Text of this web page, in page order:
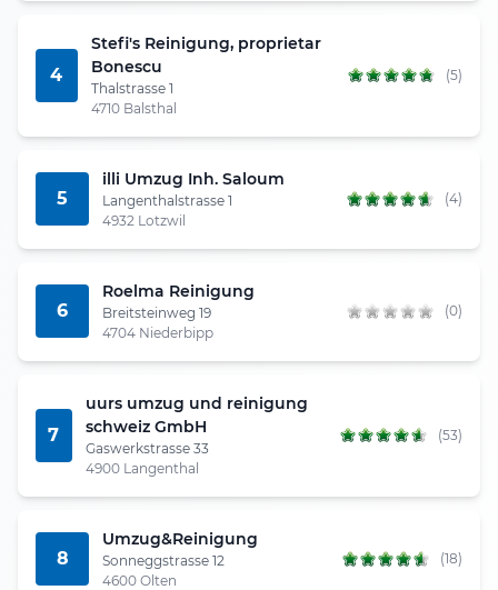
4
Stefi's Reinigung, proprietar
Bonescu
Thalstrasse 1
4710 Balsthal
(5)
5
illi Umzug Inh. Saloum
Langenthalstrasse 1
4932 Lotzwil
(4)
6
Roelma Reinigung
Breitsteinweg 19
4704 Niederbipp
(0)
7
uurs umzug und reinigung
schweiz GmbH
Gaswerkstrasse 33
4900 Langenthal
(53)
8
Umzug&Reinigung
Sonneggstrasse 12
4600 Olten
(18)